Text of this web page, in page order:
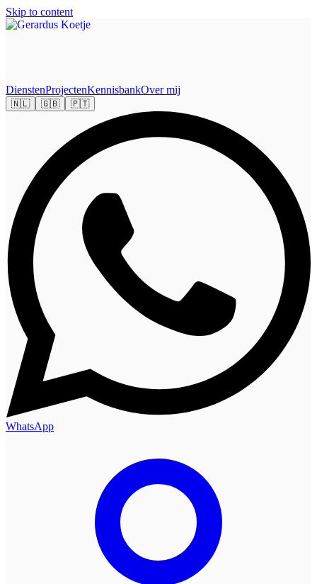
Skip to content
DienstenProjectenKennisbankOver mij
🇳🇱 🇬🇧 🇵🇹
WhatsApp